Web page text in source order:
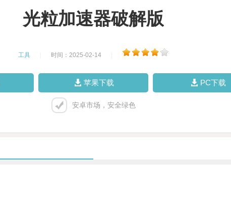
光粒加速器破解版
工具 时间：2025-02-14
苹果下载 PC下载
安卓市场，安全绿色